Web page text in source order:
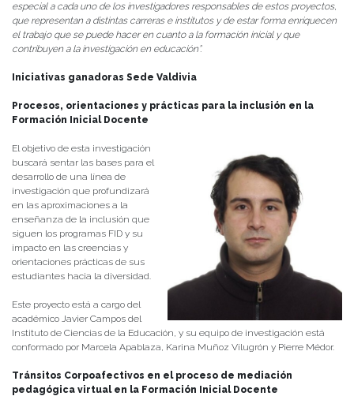
especial a cada uno de los investigadores responsables de estos proyectos,
que representan a distintas carreras e institutos y de estar forma enriquecen
el trabajo que se puede hacer en cuanto a la formación inicial y que
contribuyen a la investigación en educación”.
Iniciativas ganadoras Sede Valdivia
Procesos, orientaciones y prácticas para la inclusión en la
Formación Inicial Docente
El objetivo de esta investigación
buscará sentar las bases para el
desarrollo de una línea de
investigación que profundizará
en las aproximaciones a la
enseñanza de la inclusión que
siguen los programas FID y su
impacto en las creencias y
orientaciones prácticas de sus
estudiantes hacia la diversidad.
Este proyecto está a cargo del
académico Javier Campos del
Instituto de Ciencias de la Educación, y su equipo de investigación está
conformado por Marcela Apablaza, Karina Muñoz Vilugrón y Pierre Médor.
Tránsitos Corpoafectivos en el proceso de mediación
pedagógica virtual en la Formación Inicial Docente